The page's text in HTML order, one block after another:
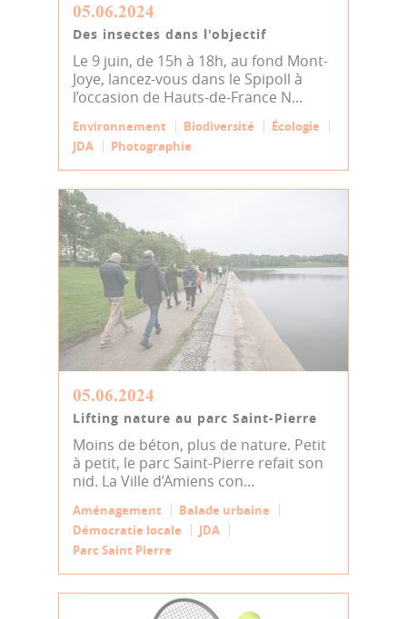
05.06.2024
Des insectes dans l'objectif
Le 9 juin, de 15h à 18h, au fond Mont-
Joye, lancez-vous dans le Spipoll à
l’occasion de Hauts-de-France N...
Environnement Biodiversité
Écologie
JDA
Photographie
05.06.2024
Lifting nature au parc Saint-Pierre
Moins de béton, plus de nature. Petit
à petit, le parc Saint-Pierre refait son
nid. La Ville d’Amiens con...
Aménagement
Balade urbaine
Démocratie locale
JDA
Parc Saint Pierre